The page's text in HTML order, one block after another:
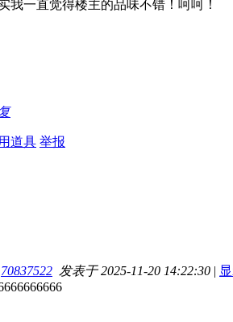
我一直觉得楼主的品味不错！呵呵！
道具 举报
70837522 发表于 2025-11-20 14:22:30 |